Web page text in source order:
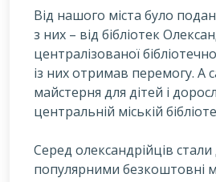
Від нашого міста було
з них – від бібліотек
централізованої
із них отримав перемогу. А
майстерня для дітей і
центральній міській
Серед олександрійців
популярними безкоштовні